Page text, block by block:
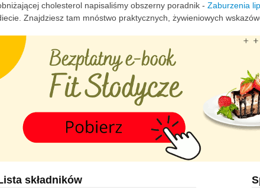
cholesterol napisaliśmy obszerny poradnik - Zaburzenia
Znajdziesz tam mnóstwo praktycznych, żywieniowych
składników